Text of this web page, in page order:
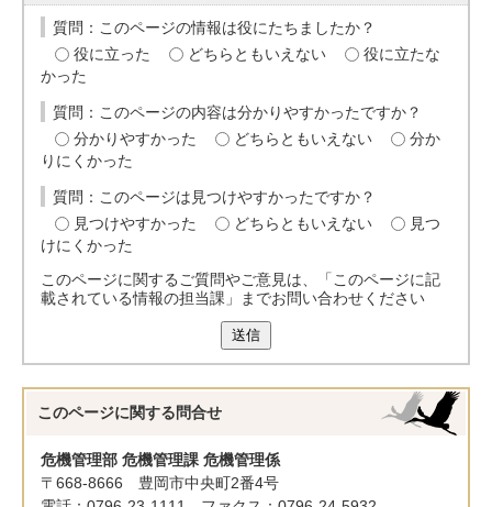
質問：このページの情報は役にたちましたか？
役に立った
どちらともいえない
役に立たな
かった
質問：このページの内容は分かりやすかったですか？
分かりやすかった
どちらともいえない
分か
りにくかった
質問：このページは見つけやすかったですか？
見つけやすかった
どちらともいえない
見つ
けにくかった
このページに関するご質問やご意見は、「このページに記
載されている情報の担当課」までお問い合わせください
送信
このページに関する 問合せ
危機管理部 危機管理課 危機管理係
〒668-8666 豊岡市中央町2番4号